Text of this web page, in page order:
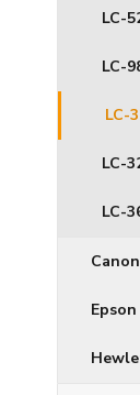
LC-
LC-
LC-
LC-
LC-
Canon
Epson